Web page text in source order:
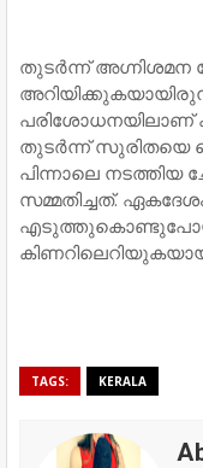
തുടർന്ന് അ​ഗ്നിശമന
പരിശോധനയിലാണ്
തുടർന്ന് സുരിതയെ
പിന്നാലെ
സമ്മതിച്ചത്.
എടുത്തുകൊണ്ടുപോയി
TAGS: KERALA